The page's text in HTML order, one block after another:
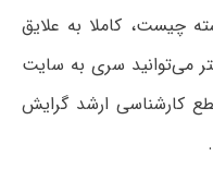
چیست، کاملا به علایق
می‌توانید سری به سایت
کارشناسی ارشد گرایش